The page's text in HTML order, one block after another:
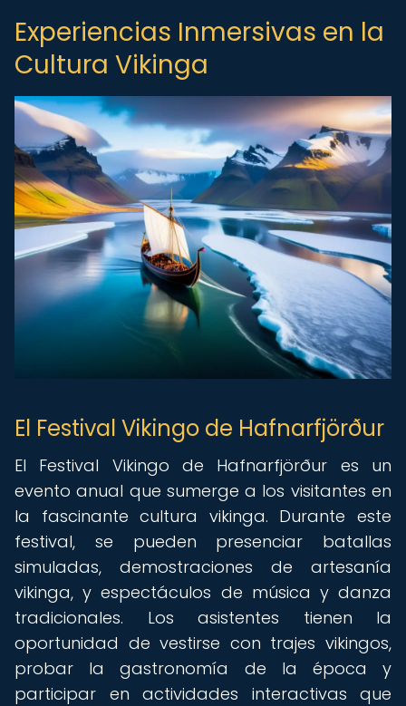
Experiencias Inmersivas en la
Cultura Vikinga
El Festival Vikingo de Hafnarfjörður
El Festival Vikingo de Hafnarfjörður es un
evento anual que sumerge a los visitantes en
la fascinante cultura vikinga. Durante este
festival, se pueden presenciar batallas
simuladas, demostraciones de artesanía
vikinga, y espectáculos de música y danza
tradicionales. Los asistentes tienen la
oportunidad de vestirse con trajes vikingos,
probar la gastronomía de la época y
participar en actividades interactivas que